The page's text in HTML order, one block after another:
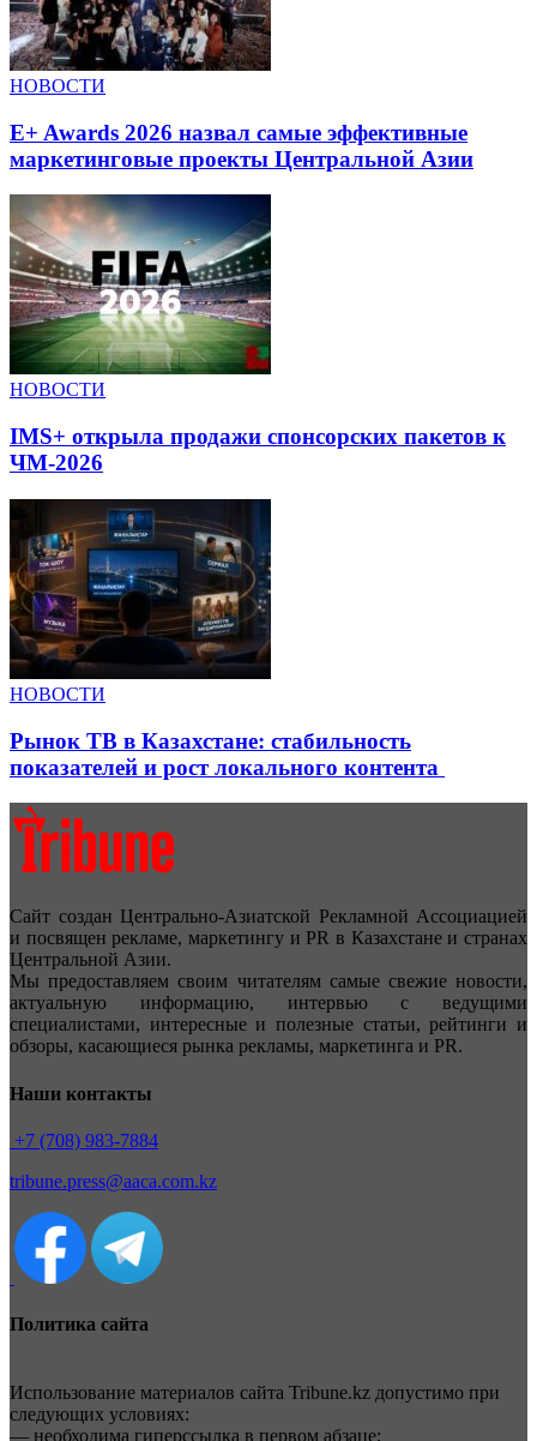
НОВОСТИ
E+ Awards 2026 назвал самые эффективные
маркетинговые проекты Центральной Азии
НОВОСТИ
IMS+ открыла продажи спонсорских пакетов к
ЧМ-2026
НОВОСТИ
Рынок ТВ в Казахстане: стабильность
показателей и рост локального контента
Сайт создан Центрально-Азиатской Рекламной Ассоциацией
и посвящен рекламе, маркетингу и PR в Казахстане и странах
Центральной Азии.
Мы предоставляем своим читателям самые свежие новости,
актуальную информацию, интервью с ведущими
специалистами, интересные и полезные статьи, рейтинги и
обзоры, касающиеся рынка рекламы, маркетинга и PR.
Наши контакты
+7 (708) 983-7884
tribune.press@aaca.com.kz
Политика сайта
Использование материалов сайта Tribune.kz допустимо при
следующих условиях:
— необходима гиперссылка в первом абзаце;